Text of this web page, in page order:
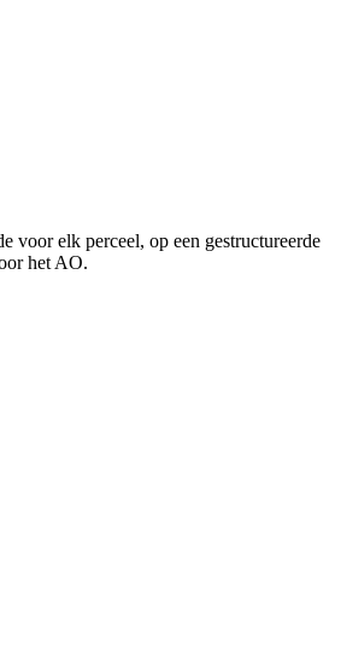
voor elk perceel, op een gestructureerde
het AO.